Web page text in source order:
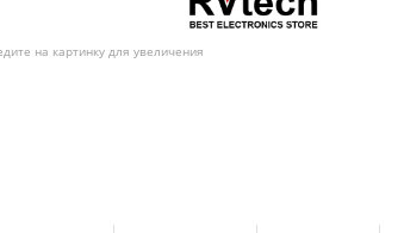
на картинку для увеличения